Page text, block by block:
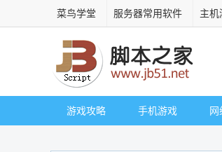
菜鸟学堂 服务器常用软件 主机
游戏攻略 手机游戏